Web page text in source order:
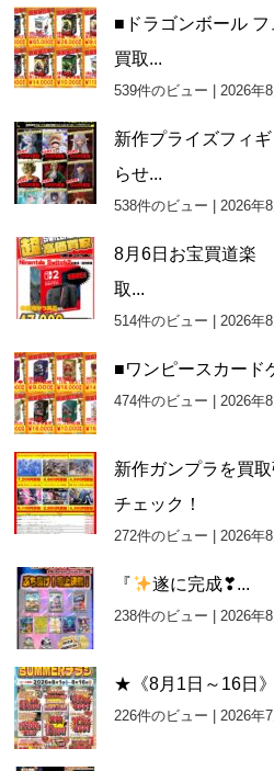
■ドラゴンボール
買取...
539件のビュー |2026年
新作プライズフィ
らせ...
538件のビュー |2026年
8月6日お宝買道楽
取...
514件のビュー |2026年
■ワンピースカード
474件のビュー |2026年
新作ガンプラを買
チェック！
272件のビュー |2026年
『 遂に完成❣...
238件のビュー |2026年
★《8月1日～16日
226件のビュー |2026年